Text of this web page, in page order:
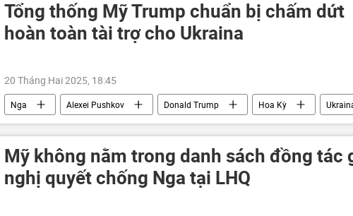
Tổng thống Mỹ Trump chuẩn bị chấm dứt
hoàn toàn tài trợ cho Ukraina
20 Tháng Hai 2025, 18:45
Nga Alexei Pushkov Donald Trump Hoa Kỳ
Elon Musk
Kiev Thế giới thông tin Washington
Mỹ không nằm trong danh sách đồng tác
nghị quyết chống Nga tại LHQ